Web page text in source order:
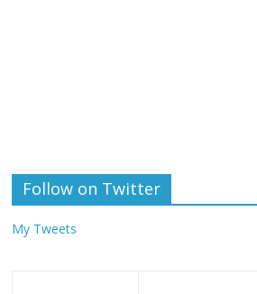
Follow on Twitter
My Tweets